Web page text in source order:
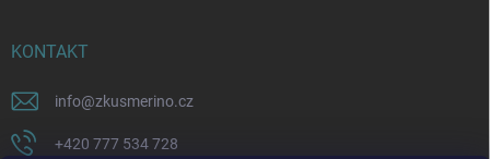
KONTAKT
info@zkusmerino.cz
+420 777 534 728